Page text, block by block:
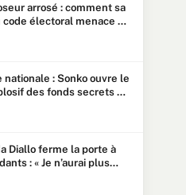
arrosé : comment sa
électoral menace sa
nationale : Sonko ouvre le
des fonds secrets et
présidentiel
Diallo ferme la porte à
: « Je n’aurai plus
mari »